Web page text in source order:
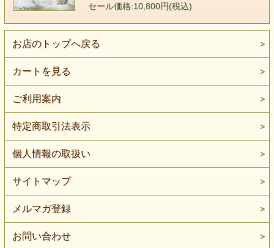
フリーサイズ ７号～１１号
※リングの開閉によりサイズ調整ができます。
素材 インペリアル・トパーズ（直径６mmジュエリ
ーカット加工）
リング（Silver925 ＋18KGPコーティング）
セール価格:10,800円(税込)
お店のトップへ戻る
カートを見る
ご利用案内
特定商取引法表示
個人情報の取扱い
サイトマップ
メルマガ登録
お問い合わせ